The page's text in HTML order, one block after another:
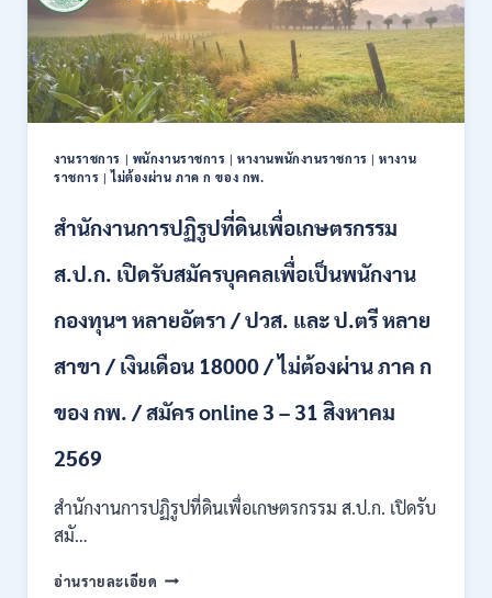
56
อัตรา
หลาย
ตำแหน่ง
/
ปวช.
ป.ตรี
หลาย
/
ต้อง
ภาค
ของ
/
28780
10
งานราชการ | พนักงานราชการ |หางานพนักงานราชการ |หางาน
ราชการ |ไม่ต้องผ่าน ภาค ก ของ กพ.
สำนักงานการปฏิรูปที่ดินเพื่อเกษตรกรรม
ส.ป.ก. เปิดรับสมัครบุคคลเพื่อเป็นพนักงาน
กองทุนฯ หลายอัตรา / ปวส. และ ป.ตรี หลาย
สาขา / เงินเดือน 18000 / ไม่ต้องผ่าน ภาค ก
ของ กพ. / สมัคร online 3 – 31 สิงหาคม
2569
สำนักงานการปฏิรูปที่ดินเพื่อเกษตรกรรม ส.ป.ก. เปิดรับ
สมั…
อ่านรายละเอียด สำนักงาน